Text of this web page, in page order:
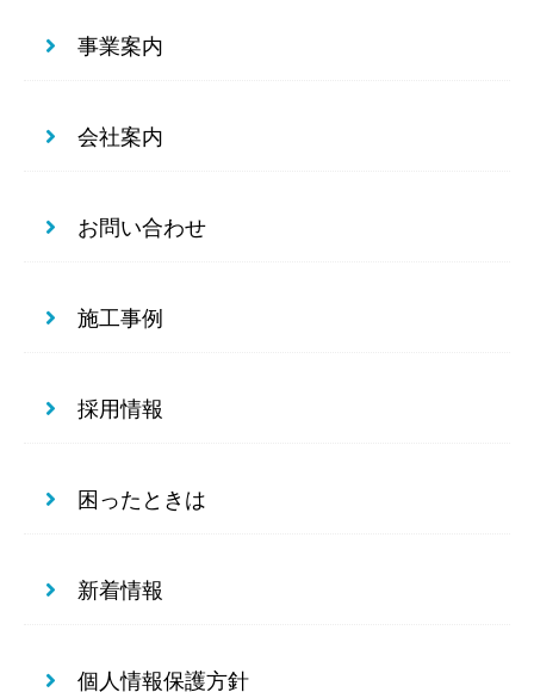
事業案内
会社案内
お問い合わせ
施工事例
採用情報
困ったときは
新着情報
個人情報保護方針